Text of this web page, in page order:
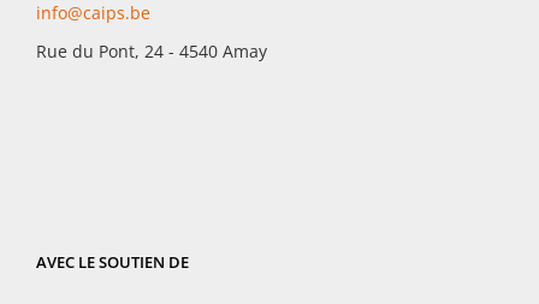
info@caips.be
Rue du Pont, 24 - 4540 Amay
AVEC LE SOUTIEN DE